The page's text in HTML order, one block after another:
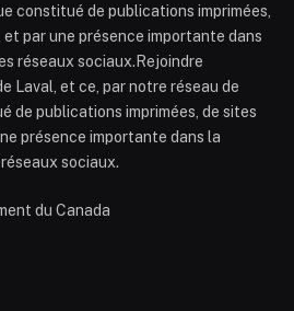
constitué de publications imprimées,
par une présence importante dans
réseaux sociaux.Rejoindre
Laval, et ce, par notre réseau de
de publications imprimées, de sites
présence importante dans la
sociaux.
du Canada